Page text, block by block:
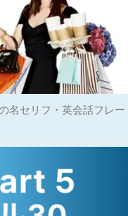
名セリフ・英会話フレー